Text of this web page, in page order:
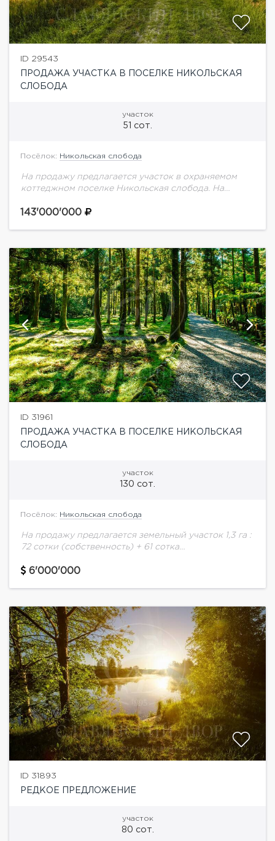
ID 29543
ПРОДАЖА УЧАСТКА В ПОСЕЛКЕ НИКОЛЬСКАЯ
СЛОБОДА
участок
51 сот.
Посёлок: Никольская слобода
На продажу предлагается участок в охраняемом
коттеджном поселке Никольская слобода. На
полевой.
143'000'000
ID 31961
ПРОДАЖА УЧАСТКА В ПОСЕЛКЕ НИКОЛЬСКАЯ
СЛОБОДА
участок
130 сот.
Посёлок: Никольская слобода
На продажу предлагается земельный участок 1,3 га :
72 сотки (собственность) + 61 сотка
очень уютный коттеджный поселок, расположенный
6'000'000
ID 31893
РЕДКОЕ ПРЕДЛОЖЕНИЕ
участок
80 сот.